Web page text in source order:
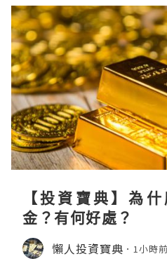
【投資寶典】為
金？有何好處？
懶人投資寶典 1小時前